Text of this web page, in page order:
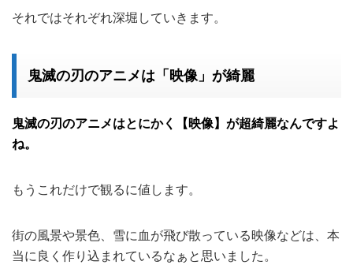
それではそれぞれ深堀していきます。
鬼滅の刃のアニメは「映像」が綺麗
鬼滅の刃のアニメはとにかく【映像】が超綺麗なんですよ
ね。
もうこれだけで観るに値します。
街の風景や景色、雪に血が飛び散っている映像などは、本
当に良く作り込まれているなぁと思いました。